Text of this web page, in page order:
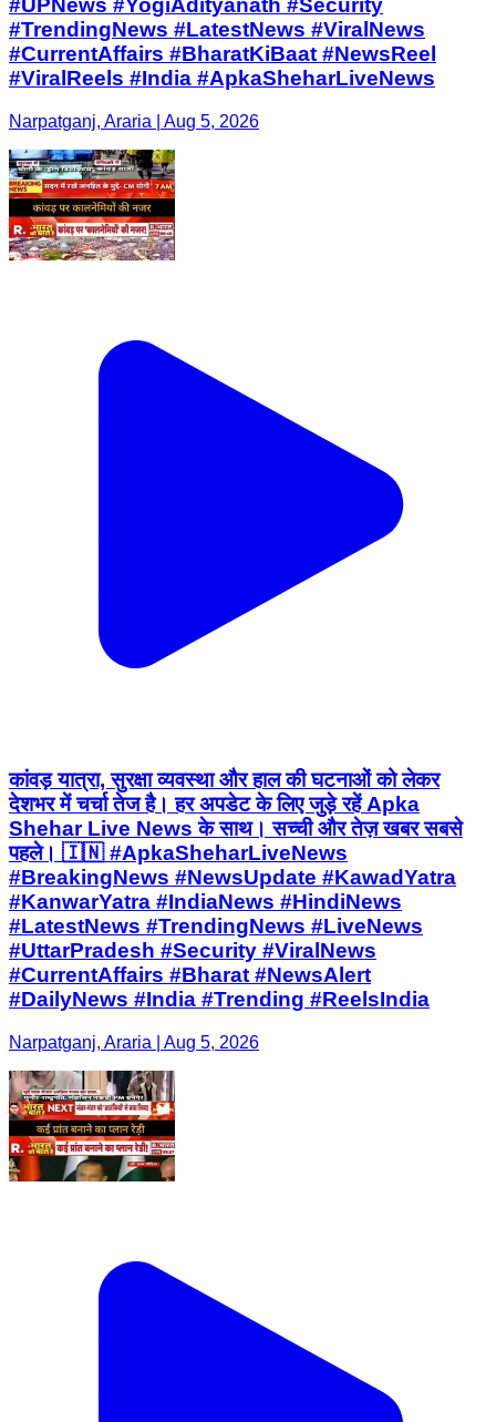
#UPNews #YogiAdityanath #Security
#TrendingNews #LatestNews #ViralNews
#CurrentAffairs #BharatKiBaat #NewsReel
#ViralReels #India #ApkaSheharLiveNews
Narpatganj, Araria | Aug 5, 2026
कांवड़ यात्रा, सुरक्षा व्यवस्था और हाल की घटनाओं को लेकर
देशभर में चर्चा तेज है। हर अपडेट के लिए जुड़े रहें Apka
Shehar Live News के साथ। सच्ची और तेज़ खबर सबसे
पहले। 🇮🇳 #ApkaSheharLiveNews
#BreakingNews #NewsUpdate #KawadYatra
#KanwarYatra #IndiaNews #HindiNews
#LatestNews #TrendingNews #LiveNews
#UttarPradesh #Security #ViralNews
#CurrentAffairs #Bharat #NewsAlert
#DailyNews #India #Trending #ReelsIndia
Narpatganj, Araria | Aug 5, 2026